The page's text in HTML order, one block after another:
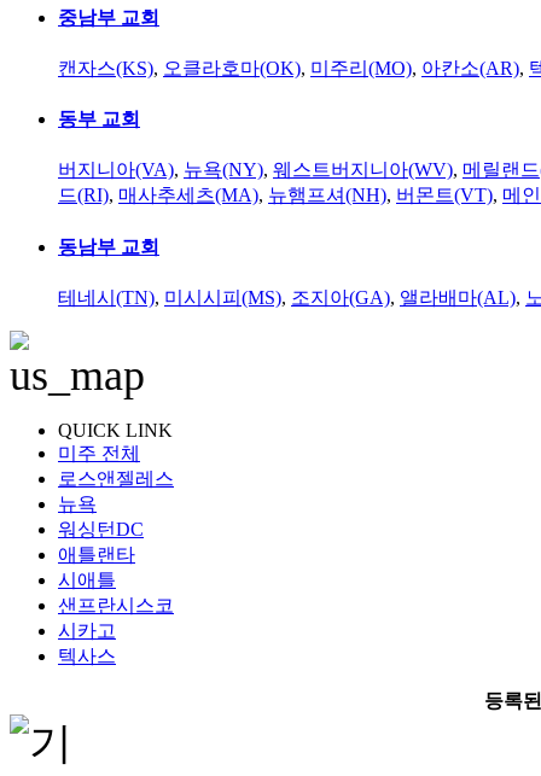
중남부 교회
캔자스(KS), 오클라호마(OK), 미주리(MO), 아칸소(AR),
동부 교회
버지니아(VA), 뉴욕(NY), 웨스트버지니아(WV), 메릴랜
드(RI), 매사추세츠(MA), 뉴햄프셔(NH), 버몬트(VT), 메
동남부 교회
테네시(TN), 미시시피(MS), 조지아(GA), 앨라배마(AL),
QUICK LINK
미주 전체
로스앤젤레스
뉴욕
워싱턴DC
애틀랜타
시애틀
샌프란시스코
시카고
텍사스
등록